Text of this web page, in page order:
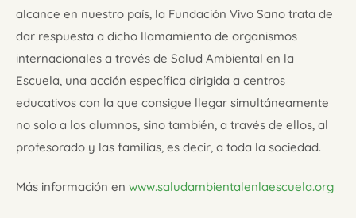
alcance en nuestro país, la Fundación Vivo Sano trata de
dar respuesta a dicho llamamiento de organismos
internacionales a través de Salud Ambiental en la
Escuela, una acción específica dirigida a centros
educativos con la que consigue llegar simultáneamente
no solo a los alumnos, sino también, a través de ellos, al
profesorado y las familias, es decir, a toda la sociedad.
Más información en www.saludambientalenlaescuela.org